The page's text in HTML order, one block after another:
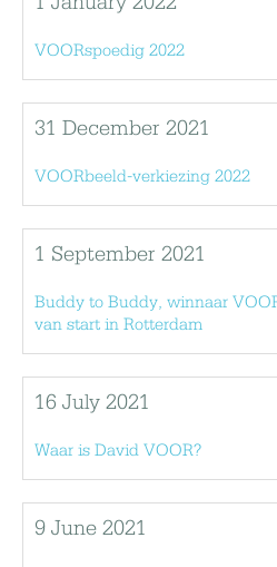
VOORspoedig 2022
31 December 2021
VOORbeeld-verkiezing 2022
1 September 2021
Buddy to Buddy, winnaar
van start in Rotterdam
16 July 2021
Waar is David VOOR?
9 June 2021